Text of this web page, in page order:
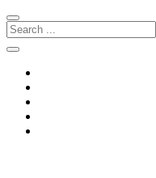
Skip
to
navigation
Skip
to
content
Search
for: